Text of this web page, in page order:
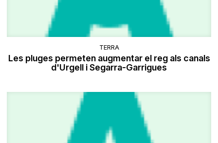
TERRA
Les pluges permeten augmentar el reg als canals
d'Urgell i Segarra-Garrigues